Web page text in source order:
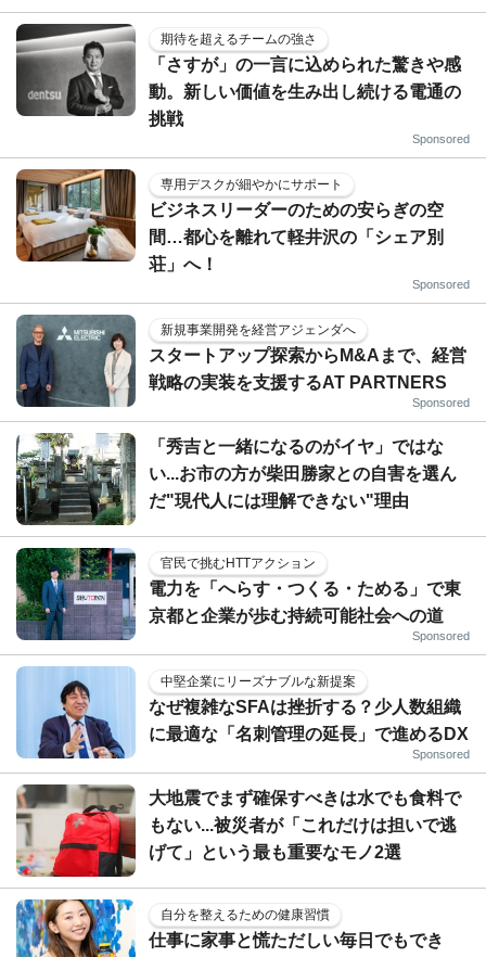
期待を超えるチームの強さ
「さすが」の一言に込められた驚きや感
動。新しい価値を生み出し続ける電通の
挑戦
Sponsored
専用デスクが細やかにサポート
ビジネスリーダーのための安らぎの空
間…都心を離れて軽井沢の「シェア別
荘」へ！
Sponsored
新規事業開発を経営アジェンダへ
スタートアップ探索からM&Aまで、経営
戦略の実装を支援するAT PARTNERS
Sponsored
「秀吉と一緒になるのがイヤ」ではな
い...お市の方が柴田勝家との自害を選ん
だ"現代人には理解できない"理由
官民で挑むHTTアクション
電力を「へらす・つくる・ためる」で東
京都と企業が歩む持続可能社会への道
Sponsored
中堅企業にリーズナブルな新提案
なぜ複雑なSFAは挫折する？少人数組織
に最適な「名刺管理の延長」で進めるDX
Sponsored
大地震でまず確保すべきは水でも食料で
もない...被災者が「これだけは担いで逃
げて」という最も重要なモノ2選
自分を整えるための健康習慣
仕事に家事と慌ただしい毎日でもでき